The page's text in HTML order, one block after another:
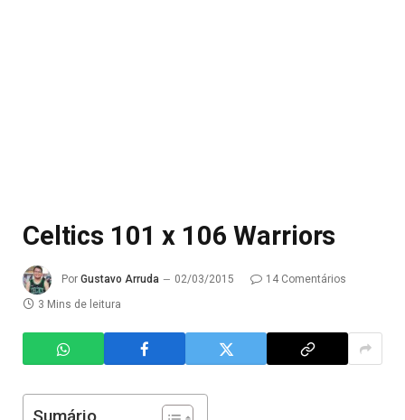
Celtics 101 x 106 Warriors
Por Gustavo Arruda 02/03/2015
14 Comentários
3 Mins de leitura